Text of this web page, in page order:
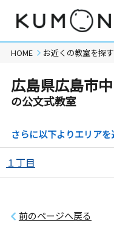
HOME お近くの教室を探す
広島県広島市
の公文式教室
さらに以下よりエリアを
１丁目
前のページへ戻る